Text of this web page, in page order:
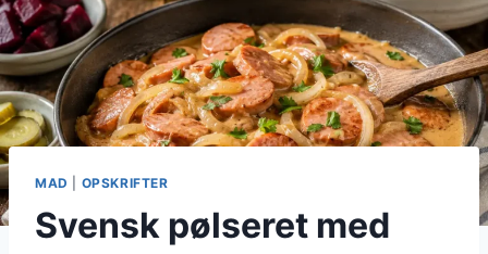
MAD OPSKRIFTER
Svensk pølseret med